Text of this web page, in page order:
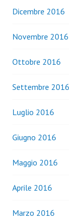
Dicembre 2016
Novembre 2016
Ottobre 2016
Settembre 2016
Luglio 2016
Giugno 2016
Maggio 2016
Aprile 2016
Marzo 2016